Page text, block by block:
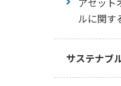
災害時の
サプライ
ルに関す
サステナブ